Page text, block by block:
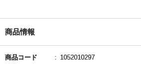
商品情報
商品コード 1052010297